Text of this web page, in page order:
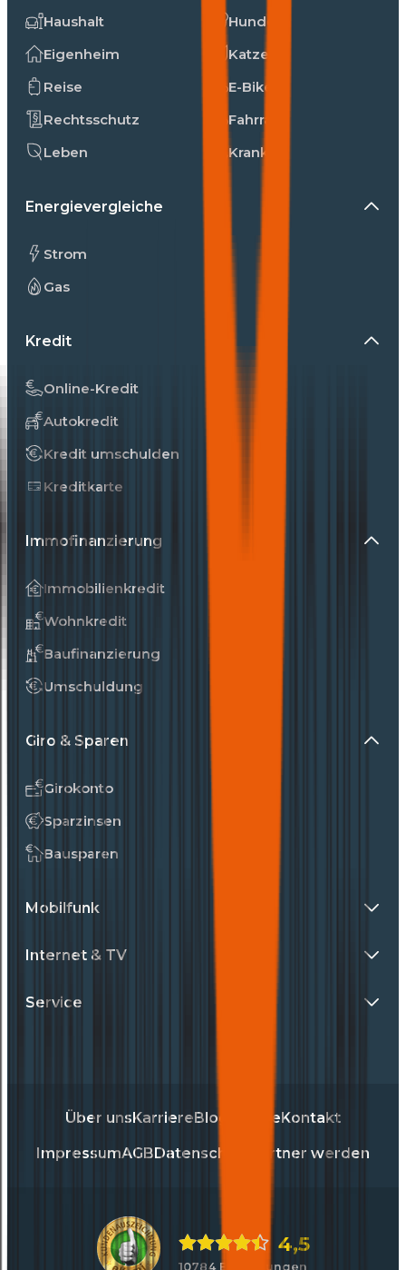
Haushalt
Eigenheim
Reise
Rechtsschutz
Leben
Hunde
Katzen
E-Bike
Fahrrad
Kranken
Energievergleiche
Strom
Gas
Kredit
Online-Kredit
Autokredit
Kredit umschulden
Kreditkarte
Immofinanzierung
Immobilienkredit
Wohnkredit
Baufinanzierung
Umschuldung
Giro & Sparen
Girokonto
Sparzinsen
Bausparen
Mobilfunk
Internet & TV
Service
Über uns Karriere Blog Presse Kontakt
ImpressumAGB Datenschutz Partner werden
4,5
10784 Bewertungen